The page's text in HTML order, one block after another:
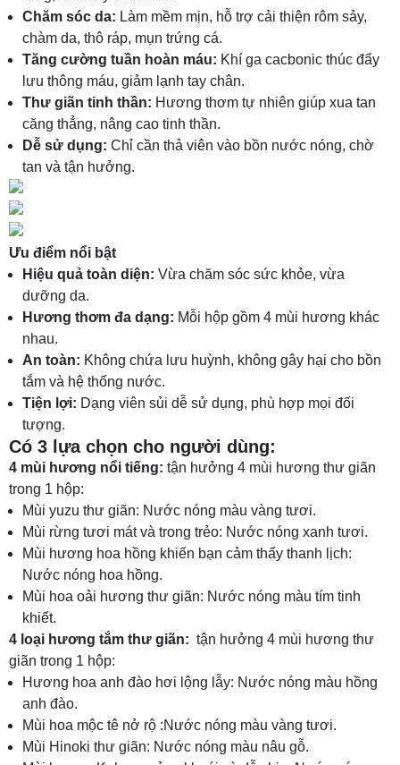
Chăm sóc da: Làm mềm mịn, hỗ trợ cải thiện rôm sảy,
chàm da, thô ráp, mụn trứng cá.
Tăng cường tuần hoàn máu: Khí ga cacbonic thúc đẩy
lưu thông máu, giảm lạnh tay chân.
Thư giãn tinh thần: Hương thơm tự nhiên giúp xua tan
căng thẳng, nâng cao tinh thần.
Dễ sử dụng: Chỉ cần thả viên vào bồn nước nóng, chờ
tan và tận hưởng.
Ưu điểm nổi bật
Hiệu quả toàn diện: Vừa chăm sóc sức khỏe, vừa
dưỡng da.
Hương thơm đa dạng: Mỗi hộp gồm 4 mùi hương khác
nhau.
An toàn: Không chứa lưu huỳnh, không gây hại cho bồn
tắm và hệ thống nước.
Tiện lợi: Dạng viên sủi dễ sử dụng, phù hợp mọi đối
tượng.
Có 3 lựa chọn cho người dùng:
4 mùi hương nổi tiếng: tận hưởng 4 mùi hương thư giãn
trong 1 hộp:
Mùi yuzu thư giãn: Nước nóng màu vàng tươi.
Mùi rừng tươi mát và trong trẻo: Nước nóng xanh tươi.
Mùi hương hoa hồng khiến bạn cảm thấy thanh lịch:
Nước nóng hoa hồng.
Mùi hoa oải hương thư giãn: Nước nóng màu tím tinh
khiết.
4 loại hương tắm thư giãn: tận hưởng 4 mùi hương thư
giãn trong 1 hộp:
Hương hoa anh đào hơi lộng lẫy: Nước nóng màu hồng
anh đào.
Mùi hoa mộc tê nở rộ :Nước nóng màu vàng tươi.
Mùi Hinoki thư giãn: Nước nóng màu nâu gỗ.